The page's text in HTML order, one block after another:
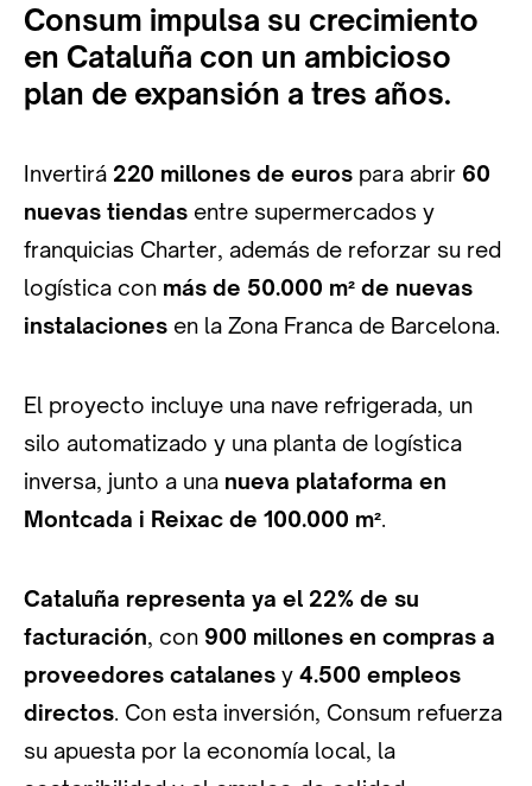
Consum impulsa su crecimiento
en Cataluña con un ambicioso
plan de expansión a tres años.
Invertirá 220 millones de euros para abrir 60
nuevas tiendas entre supermercados y
franquicias Charter, además de reforzar su red
logística con más de 50.000 m² de nuevas
instalaciones en la Zona Franca de Barcelona.
El proyecto incluye una nave refrigerada, un
silo automatizado y una planta de logística
inversa, junto a una nueva plataforma en
Montcada i Reixac de 100.000 m².
Cataluña representa ya el 22% de su
facturación, con 900 millones en compras a
proveedores catalanes y 4.500 empleos
directos. Con esta inversión, Consum refuerza
su apuesta por la economía local, la